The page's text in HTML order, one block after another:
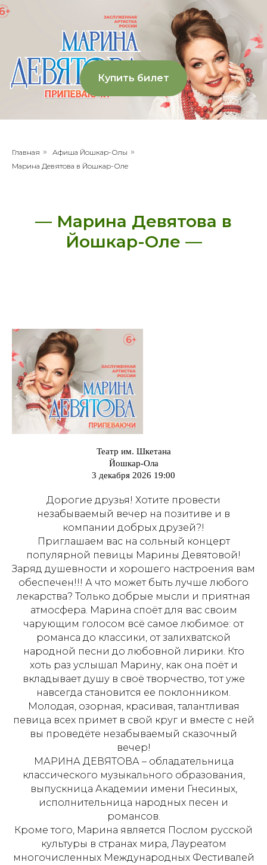
Купить билет
Главная » Афиша Йошкар-Олы »
Марина Девятова в Йошкар-Оле
— Марина Девятова в
Йошкар-Оле —
Театр им. Шкетана
Йошкар-Ола
3 декабря 2026 19:00
Дорогие друзья! Хотите провести
незабываемый вечер на позитиве и в
компании добрых друзей?!
Приглашаем вас на сольный концерт
популярной певицы Марины Девятовой!
Заряд душевности и хорошего настроения вам
обеспечен!!! А что может быть лучше любого
лекарства? Только добрые мысли и приятная
атмосфера. Марина споёт для вас своим
чарующим голосом всё самое любимое: от
романса до классики, от залихватской
народной песни до любовной лирики. Кто
хоть раз услышал Марину, как она поёт и
вкладывает душу в своё творчество, тот уже
навсегда становится ее поклонником.
Молодая, озорная, красивая, талантливая
певица всех примет в свой круг и вместе с ней
вы проведёте незабываемый сказочный
вечер!
МАРИНА ДЕВЯТОВА – обладательница
классического музыкального образования,
выпускница Академии имени Гнесиных,
исполнительница народных песен и
романсов.
Кроме того, Марина является Послом русской
культуры в странах мира, Лауреатом
многочисленных Международных Фестивалей